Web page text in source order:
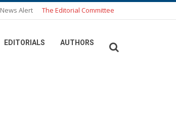
News Alert The Editorial Committee
EDITORIALS AUTHORS